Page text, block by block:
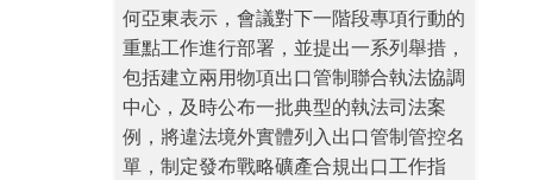
何亞東表示，會議對下一階段專項行動的
重點工作進行部署，並提出一系列舉措，
包括建立兩用物項出口管制聯合執法協調
中心，及時公布一批典型的執法司法案
例，將違法境外實體列入出口管制管控名
單，制定發布戰略礦產合規出口工作指